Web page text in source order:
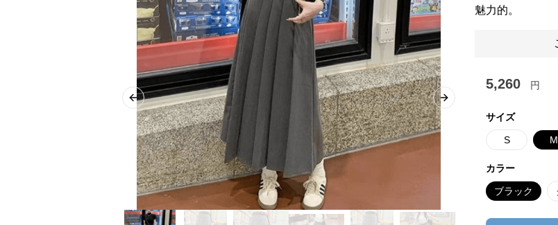
Previous slide Next slide
魅力的。
5,260 円
サイズ
S M
カラー
ブラック